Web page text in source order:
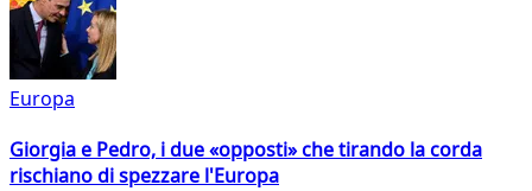
Europa
Giorgia e Pedro, i due «opposti» che tirando la corda
rischiano di spezzare l'Europa